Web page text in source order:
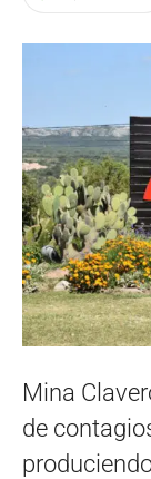
Mina
de